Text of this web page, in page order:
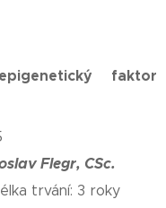
faktor
Flegr, CSc.
trvání: 3 roky